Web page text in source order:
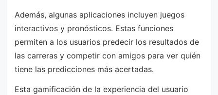
Además, algunas aplicaciones incluyen juegos
interactivos y pronósticos. Estas funciones
permiten a los usuarios predecir los resultados de
las carreras y competir con amigos para ver quién
tiene las predicciones más acertadas.
Esta gamificación de la experiencia del usuario